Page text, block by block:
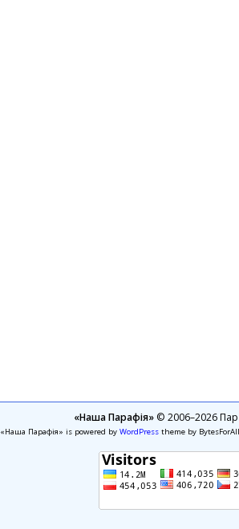
«Наша Парафія»© 2006–2026
«Наша Парафія» is powered by WordPresstheme by